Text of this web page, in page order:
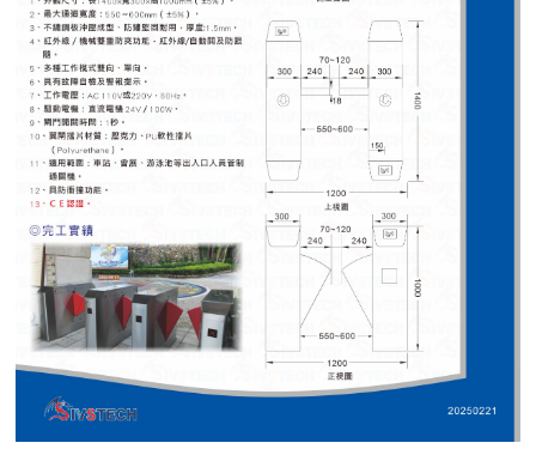
智能電子鎖系列
電動遮陽簾系列
監控系統系列
影視對講整合系統系列
數位看板系列